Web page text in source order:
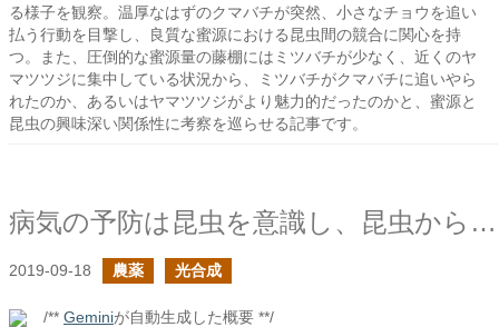
る様子を観察。温厚なはずのクマバチが突然、小さなチョウを追い
払う行動を目撃し、良質な蜜源における昆虫間の競合に関心を持
つ。また、圧倒的な蜜源量の藤棚にはミツバチが少なく、近くのヤ
マツツジに集中している状況から、ミツバチがクマバチに追いやら
れたのか、あるいはヤマツツジがより魅力的だったのかと、蜜源と
昆虫の興味深い関係性に考察を巡らせる記事です。
病気の予防は昆虫を意識し、昆虫から学べ
2019-09-18 農薬 光合成
/** Geminiが自動生成した概要 **/